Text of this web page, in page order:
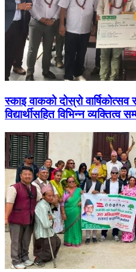
स्काइ वाकको दोस्रो
विद्यार्थीसहित विभिन्न व्यक्तित्व